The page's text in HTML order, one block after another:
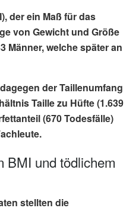
der ein Maß für das
von Gewicht und Größe
Männer, welche später an
der Taillenumfang
Taille zu Hüfte (1.639
(670 Todesfälle)
BMI und tödlichem
stellten die